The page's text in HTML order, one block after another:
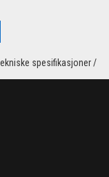
spesifikasjoner /